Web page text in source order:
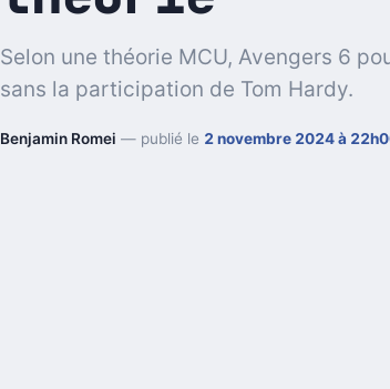
Selon une théorie MCU, Avengers 6
sans la participation de Tom Hardy.
Benjamin Romei — publié le 2 novembre 2024 à